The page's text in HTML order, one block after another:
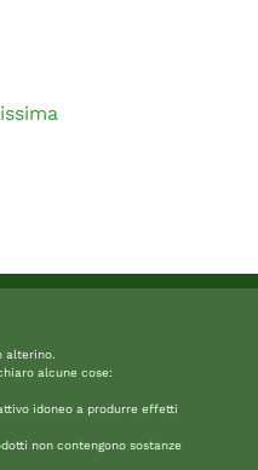
alterino.
alcune cose:
idoneo a produrre effetti
non contengono sostanze